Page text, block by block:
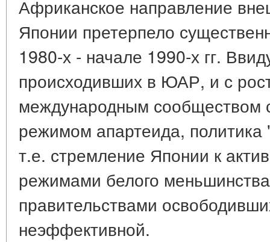
Африканское направление
Японии претерпело
1980-х - начале 1990-х гг.
происходивших в ЮАР, и с
международным сообществом
режимом апартеида,
т.е. стремление Японии к
режимами белого
правительствами
неэффективной.